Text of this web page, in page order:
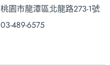
桃園市龍潭區北龍路273-1號
03-489-6575